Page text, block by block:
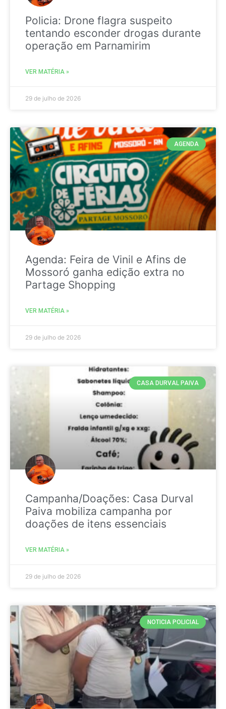
Policia: Drone flagra suspeito
tentando esconder drogas durante
operação em Parnamirim
VER MATÉRIA »
29 de julho de 2026
AGENDA
Agenda: Feira de Vinil e Afins de
Mossoró ganha edição extra no
Partage Shopping
VER MATÉRIA »
29 de julho de 2026
CASA DURVAL PAIVA
Campanha/Doações: Casa Durval
Paiva mobiliza campanha por
doações de itens essenciais
VER MATÉRIA »
29 de julho de 2026
NOTICIA POLICIAL